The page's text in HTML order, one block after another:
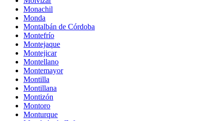
Monachil
Monda
Montalbán de Córdoba
Montefrío
Montejaque
Montejicar
Montellano
Montemayor
Montilla
Montillana
Montizón
Montoro
Monturque